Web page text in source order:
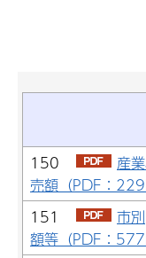
150
産
売額（PDF：
151
市
額等（PDF：